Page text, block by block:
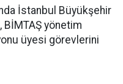
İstanbul Büyükşehir
yönetim
üyesi görevlerini